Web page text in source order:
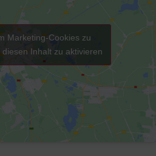
Marketing-Cookies zu
Inhalt zu aktivieren